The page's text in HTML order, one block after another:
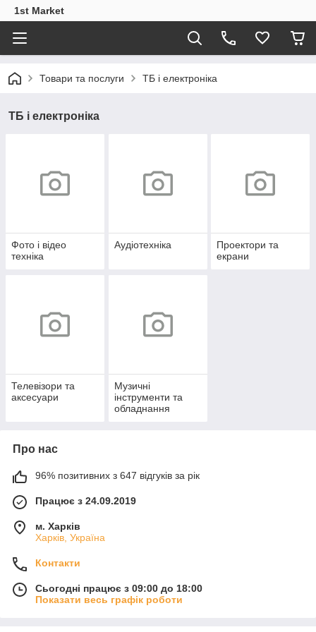
1st Market
Товари та послуги ТБ і електроніка
ТБ і електроніка
Фото і відео
техніка
Аудіотехніка
Проектори та
екрани
Телевізори та
аксесуари
Музичні
інструменти та
обладнання
Про нас
96% позитивних з 647 відгуків за рік
Працює з 24.09.2019
м. Харків
Харків, Україна
Контакти
Сьогодні працює з 09:00 до 18:00
Показати весь графік роботи